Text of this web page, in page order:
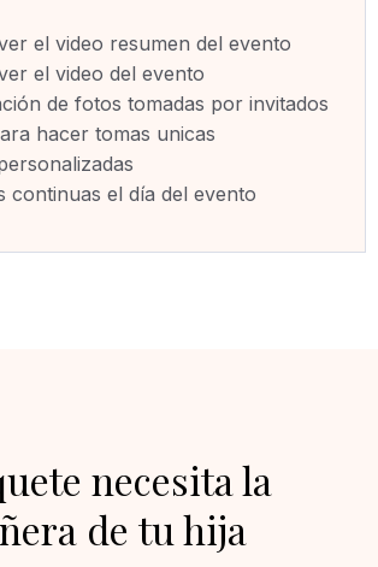
el video resumen del evento
el video del evento
de fotos tomadas por invitados
hacer tomas unicas
continuas el día del evento
necesita la
de tu hija